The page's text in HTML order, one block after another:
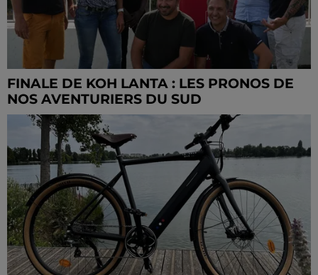
FINALE DE KOH LANTA : LES PRONOS DE
NOS AVENTURIERS DU SUD